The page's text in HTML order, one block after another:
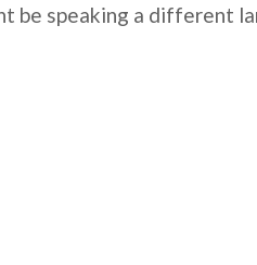
be speaking a different